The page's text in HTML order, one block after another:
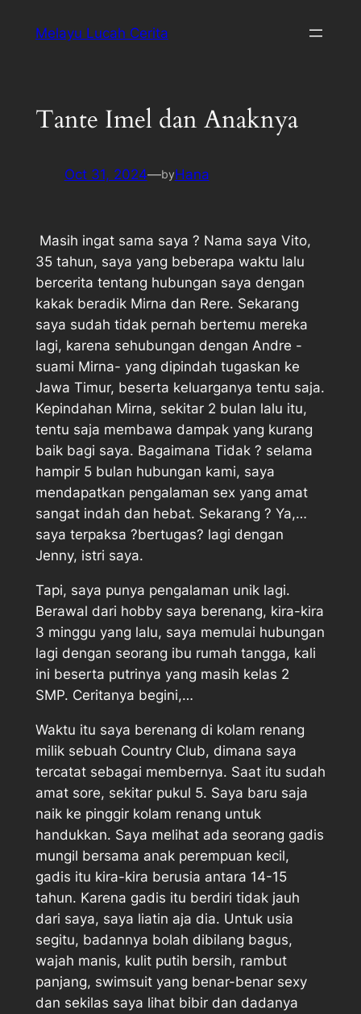
Melayu Lucah Cerita
Tante Imel dan Anaknya
Oct 31, 2024—byHana
Masih ingat sama saya ? Nama saya Vito,
35 tahun, saya yang beberapa waktu lalu
bercerita tentang hubungan saya dengan
kakak beradik Mirna dan Rere. Sekarang
saya sudah tidak pernah bertemu mereka
lagi, karena sehubungan dengan Andre -
suami Mirna- yang dipindah tugaskan ke
Jawa Timur, beserta keluarganya tentu saja.
Kepindahan Mirna, sekitar 2 bulan lalu itu,
tentu saja membawa dampak yang kurang
baik bagi saya. Bagaimana Tidak ? selama
hampir 5 bulan hubungan kami, saya
mendapatkan pengalaman sex yang amat
sangat indah dan hebat. Sekarang ? Ya,…
saya terpaksa ?bertugas? lagi dengan
Jenny, istri saya.
Tapi, saya punya pengalaman unik lagi.
Berawal dari hobby saya berenang, kira-kira
3 minggu yang lalu, saya memulai hubungan
lagi dengan seorang ibu rumah tangga, kali
ini beserta putrinya yang masih kelas 2
SMP. Ceritanya begini,…
Waktu itu saya berenang di kolam renang
milik sebuah Country Club, dimana saya
tercatat sebagai membernya. Saat itu sudah
amat sore, sekitar pukul 5. Saya baru saja
naik ke pinggir kolam renang untuk
handukkan. Saya melihat ada seorang gadis
mungil bersama anak perempuan kecil,
gadis itu kira-kira berusia antara 14-15
tahun. Karena gadis itu berdiri tidak jauh
dari saya, saya liatin aja dia. Untuk usia
segitu, badannya bolah dibilang bagus,
wajah manis, kulit putih bersih, rambut
panjang, swimsuit yang benar-benar sexy
dan sekilas saya lihat bibir dan dadanya